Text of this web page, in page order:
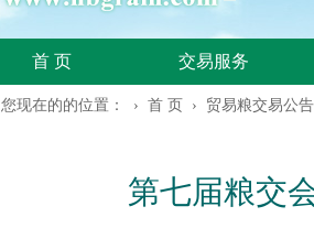
首 页 交易服务
您现在的的位置： › 首 页 › 贸易粮交易公告
第七届粮交